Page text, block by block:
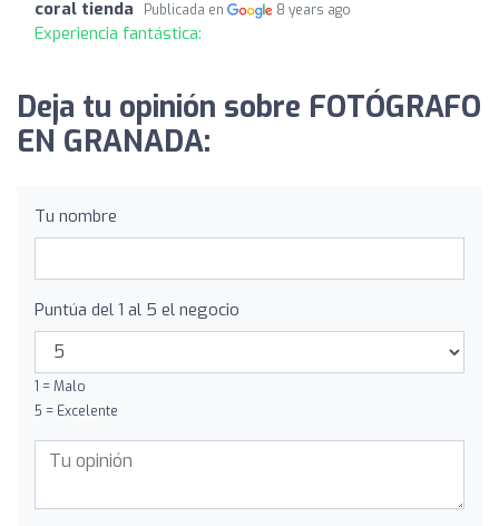
coral tienda Publicada en 8 years ago
Experiencia fantástica:
Deja tu opinión sobre FOTÓGRAFO
EN GRANADA:
Tu nombre
Puntúa del 1 al 5 el negocio
1 = Malo
5 = Excelente